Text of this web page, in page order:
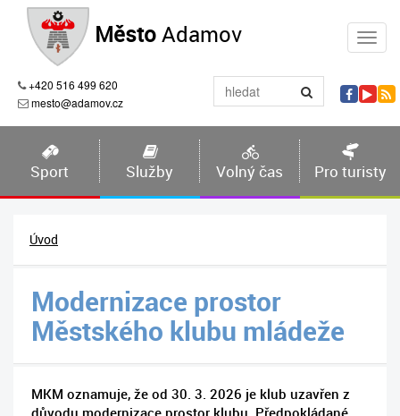
MěstoAdamov
+420 516 499 620
mesto@adamov.cz
Sport Služby Volný čas Pro turisty
Úvod
Modernizace prostor
Městského klubu mládeže
MKM oznamuje, že od 30. 3. 2026 je klub uzavřen z
důvodu modernizace prostor klubu. Předpokládané